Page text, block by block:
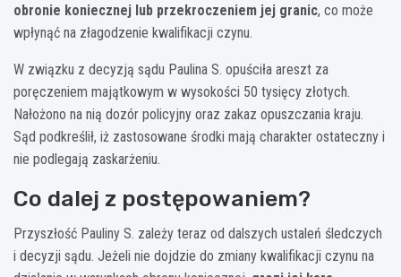
obronie koniecznej lub przekroczeniem jej granic, co może
wpłynąć na złagodzenie kwalifikacji czynu.
W związku z decyzją sądu Paulina S. opuściła areszt za
poręczeniem majątkowym w wysokości 50 tysięcy złotych.
Nałożono na nią dozór policyjny oraz zakaz opuszczania kraju.
Sąd podkreślił, iż zastosowane środki mają charakter ostateczny i
nie podlegają zaskarżeniu.
Co dalej z postępowaniem?
Przyszłość Pauliny S. zależy teraz od dalszych ustaleń śledczych
i decyzji sądu. Jeżeli nie dojdzie do zmiany kwalifikacji czynu na